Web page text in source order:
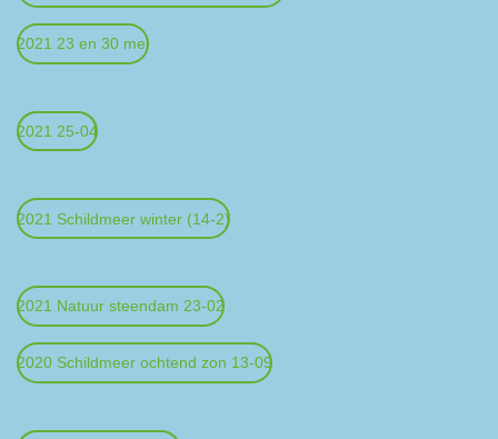
2021 23 en 30 mei
2021 25-04
2021 Schildmeer winter (14-2)
2021 Natuur steendam 23-02
2020 Schildmeer ochtend zon 13-09